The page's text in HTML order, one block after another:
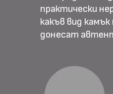
практически
какъв вид
донесат